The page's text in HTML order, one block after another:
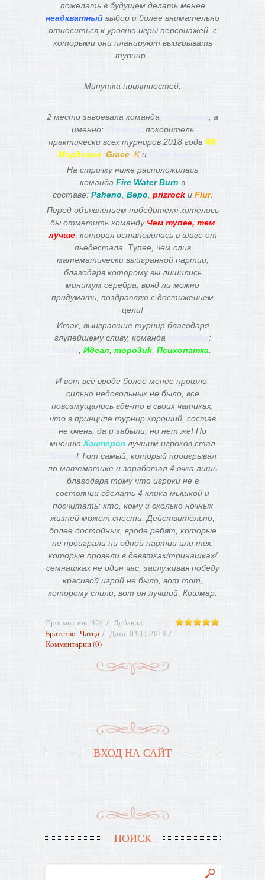
пожелать в будущем делать менее
неадкватный выбор и более внимательно
относиться к уровню игры персонажей, с
которыми они планируют выигрывать
турнир.
Минутка приятностей:
2 место завоевала команда
, а
именно:
покоритель
практически всех турниров 2018 года ФК
Мордовия, Grace_ Kи
На строчку ниже расположилась
команда Fire Water Burn в
составе: Psheno Веро prizrock и Flur.
Перед объявлением победителя хотелось
бы отметить команду Чем тупее, тем
лучше, которая остановилась в шаге от
пьедестала. Тупее, чем слив
математически выигранной партии,
благодаря которому вы лишились
минимум серебра, вряд ли можно
придумать, поздравляю с достижением
цели!
Итак, выигравшие турнир благодаря
глупейшему сливу, команда
:
Идеал mopo3uk Психопатка
И вот всё вроде более менее прошло,
сильно недовольных не было, все
повозмущались где-то в своих чатиках,
что в принципе турнир хороший, состав
не очень, да и забыли, но нет же! По
мнению Хантеров лучшим игроков стал
! Тот самый, который проигрывал
по математике и заработал 4 очка лишь
благодаря тому что игроки не в
состоянии сделать 4 клика мышкой и
посчитать: кто, кому и сколько ночных
жизней может снести. Действительно,
более достойных, вроде ребят, которые
не проиграли ни одной партии или тех,
которые провели в девятках/тринашках/
семнашках не один час, заслуживая победу
красивой игрой не было, вот тот,
которому слили, вот он лучший. Кошмар.
Просмотров: 324
Добавил:
Братство_Чатца
Дата: 03.11.2018
Комментарии (0)
ВХОД НА САЙТ
ПОИСК